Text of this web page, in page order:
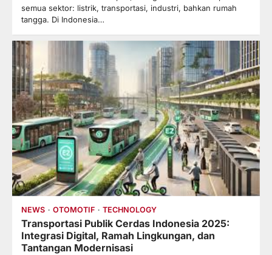
semua sektor: listrik, transportasi, industri, bahkan rumah
tangga. Di Indonesia…
NEWS OTOMOTIF TECHNOLOGY
Transportasi Publik Cerdas Indonesia 2025:
Integrasi Digital, Ramah Lingkungan, dan
Tantangan Modernisasi